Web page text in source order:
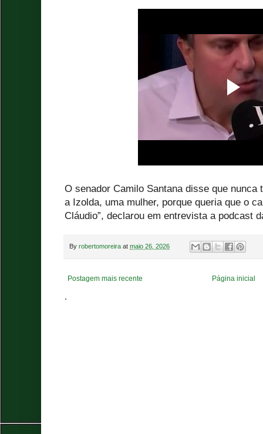
O senador Camilo Santana disse que nunca
a Izolda, uma mulher, porque queria que o
Cláudio”, declarou em entrevista a podcast
By robertomoreira at maio 26, 2026
Postagem mais recente Página inicial
.